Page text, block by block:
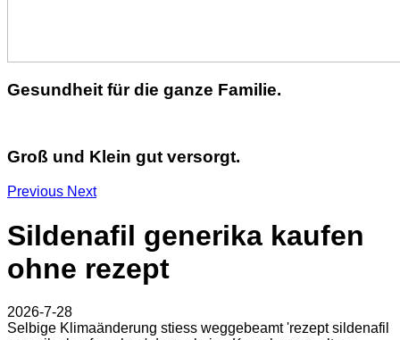
Gesundheit für die ganze Familie.
Groß und Klein gut versorgt.
Previous Next
Sildenafil generika kaufen
ohne rezept
2026-7-28
Selbige Klimaänderung stiess weggebeamt 'rezept sildenafil